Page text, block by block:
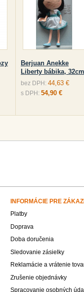
Berjuan Anekke
Liberty bábika, 32cm
bez DPH: 44,63 €
s DPH: 54,90 €
INFORMÁCIE PRE
Platby
Doprava
Doba doručenia
Sledovanie zásielky
Reklamácie a vrátenie
Zrušenie objednávky
Spracovanie osobných